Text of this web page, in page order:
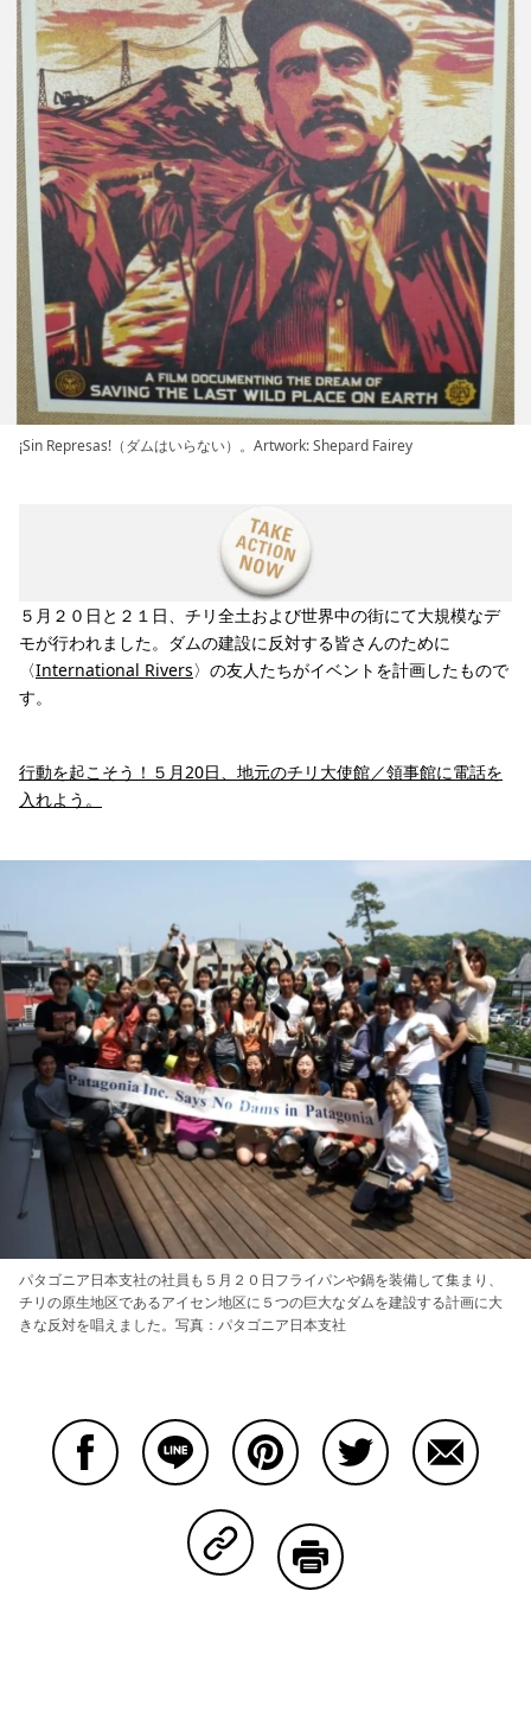
¡Sin Represas!（ダムはいらない）。Artwork: Shepard Fairey
５月２０日と２１日、チリ全土および世界中の街にて大規模なデ
モが行われました。ダムの建設に反対する皆さんのために
〈International Rivers〉の友人たちがイベントを計画したもので
す。
行動を起こそう！５月20日、地元のチリ大使館／領事館に電話を
入れよう。
パタゴニア日本支社の社員も５月２０日フライパンや鍋を装備して集まり、
チリの原生地区であるアイセン地区に５つの巨大なダムを建設する計画に大
きな反対を唱えました。写真：パタゴニア日本支社
Copy Linkで共有する